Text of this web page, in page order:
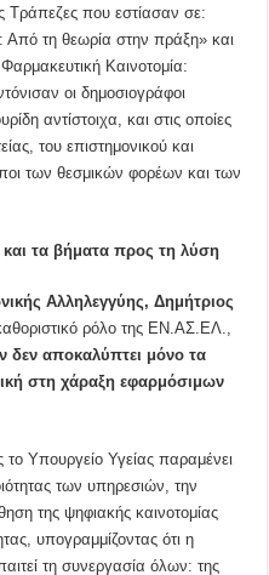
Τράπεζες που εστίασαν σε:
Από τη θεωρία στην πράξη» και
Καινοτομία:
οι δημοσιογράφοι
αντίστοιχα, και στις οποίες
του επιστημονικού και
των θεσμικών φορέων και των
τα βήματα προς τη λύση
Αλληλεγγύης, Δημήτριος
ρόλο της ΕΝ.ΑΣ.ΕΛ.,
αποκαλύπτει μόνο τα
στη χάραξη εφαρμόσιμων
Υπουργείο Υγείας παραμένει
των υπηρεσιών, την
της ψηφιακής καινοτομίας
υπογραμμίζοντας ότι η
τη συνεργασία όλων: της